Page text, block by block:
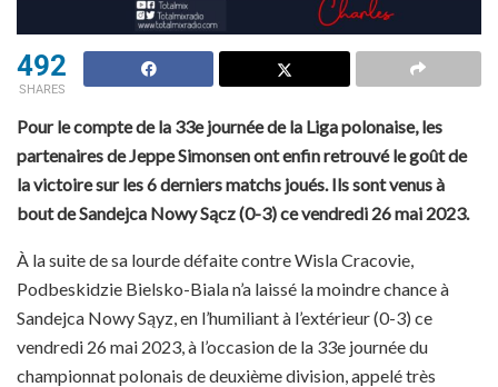
492
SHARES
Pour le compte de la 33e journée de la Liga polonaise, les
partenaires de Jeppe Simonsen ont enfin retrouvé le goût de
la victoire sur les 6 derniers matchs joués. Ils sont venus à
bout de Sandejca Nowy Sącz (0-3) ce vendredi 26 mai 2023.
À la suite de sa lourde défaite contre Wisla Cracovie,
Podbeskidzie Bielsko-Biala n’a laissé la moindre chance à
Sandejca Nowy Sąyz, en l’humiliant à l’extérieur (0-3) ce
vendredi 26 mai 2023, à l’occasion de la 33e journée du
championnat polonais de deuxième division, appelé très